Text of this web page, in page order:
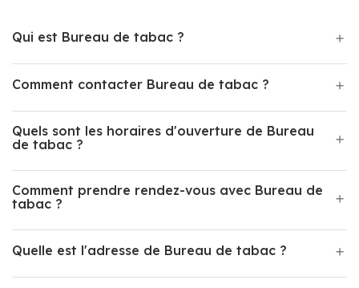
Qui est Bureau de tabac ?
Comment contacter Bureau de tabac ?
Quels sont les horaires d'ouverture de Bureau
de tabac ?
Comment prendre rendez-vous avec Bureau de
tabac ?
Quelle est l'adresse de Bureau de tabac ?